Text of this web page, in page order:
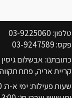
טלפון: 03-9225060
פקס: 03-9247589
כתובתנו: אבשלום גיסין 84
קריית אריה, פתח תקווה
שעות פעילות: ימי א-ה: 16:30 - 8:00